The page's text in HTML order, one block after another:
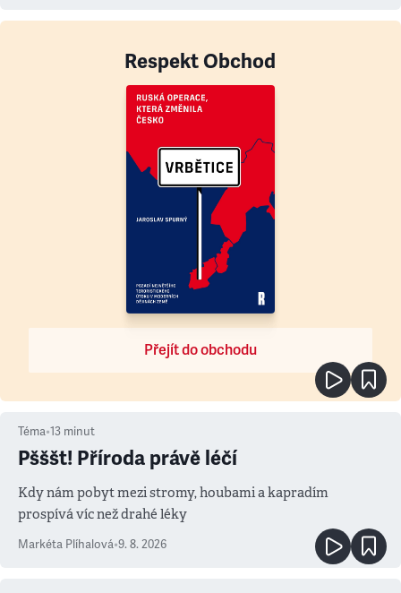
Respekt Obchod
Přejít do obchodu
Téma•13 minut
Pšššt! Příroda právě léčí
Kdy nám pobyt mezi stromy, houbami a kapradím
prospívá víc než drahé léky
Markéta Plíhalová•9. 8. 2026